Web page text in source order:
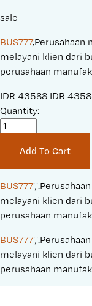
sale
BUS777,Perusahaan
melayani klien dari
perusahaan
S
a
r
i
c
e
IDR 43588 O
n
a
l
P
i
c
e
IDR
Quantity:
Add To Cart
BUS777
melayani klien dari
perusahaan
BUS777
melayani klien dari
perusahaan